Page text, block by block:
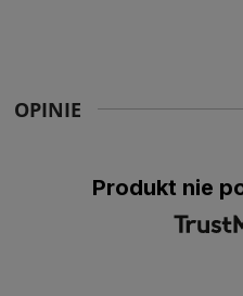
OPINIE
Produkt nie